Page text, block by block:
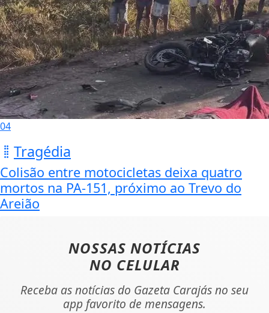
04
Tragédia
Colisão entre motocicletas deixa quatro
mortos na PA-151, próximo ao Trevo do
Areião
NOSSAS NOTÍCIAS
NO CELULAR
Receba as notícias do Gazeta Carajás no seu
app favorito de mensagens.